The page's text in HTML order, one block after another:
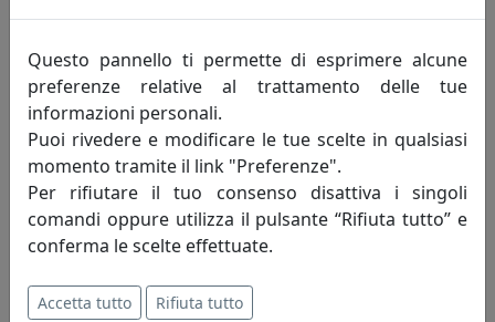
POLTRONA DIREZIONALE TIFFANY TIF002
Viciani
Questo pannello ti permette di esprimere alcune
preferenze relative al trattamento delle tue
informazioni personali.
Puoi rivedere e modificare le tue scelte in qualsiasi
momento tramite il link "Preferenze".
Per rifiutare il tuo consenso disattiva i singoli
comandi oppure utilizza il pulsante “Rifiuta tutto” e
conferma le scelte effettuate.
Accetta tutto Rifiuta tutto